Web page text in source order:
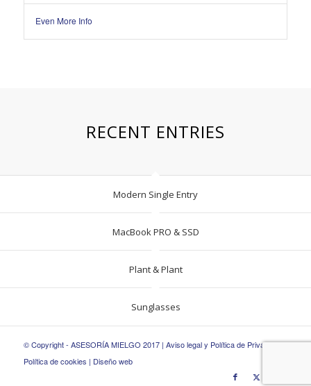
Even More Info
RECENT ENTRIES
Modern Single Entry
MacBook PRO & SSD
Plant & Plant
Sunglasses
© Copyright - ASESORÍA MIELGO 2017 | Aviso legal y Política de Privacidad|
Política de cookies | Diseño web